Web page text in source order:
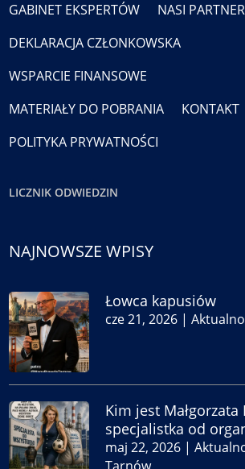
GABINET EKSPERTÓW
NASI
DEKLARACJA CZŁONKOWSKA
WSPARCIE FINANSOWE
MATERIAŁY DO POBRANIA
KONTAKT
POLITYKA PRYWATNOŚCI
LICZNIK ODWIEDZIN
NAJNOWSZE WPISY
Łowca kapusiów
cze 21, 2026 |
Kim jest Małgorzata
specjalistka od
maj 22, 2026 |